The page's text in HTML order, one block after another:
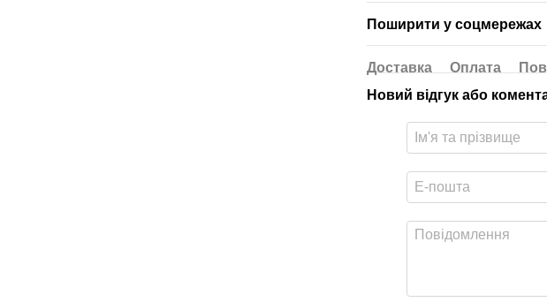
Поширити у соцмережах
Доставка Оплата
Новий відгук або